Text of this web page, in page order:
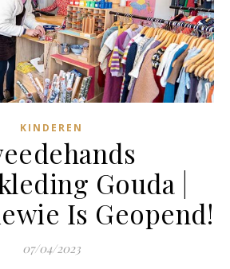
KINDEREN
Gouda |
Is Geopend!
07/04/2023